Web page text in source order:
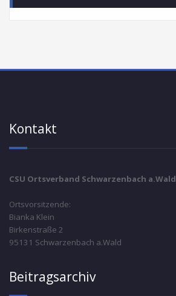
Kontakt
CSU Ortsverband Schwarzenbach a.Wald
Ortsvorsitzende:
Bianka Klein
Birkenstraße 2
95131 Schwarzenbach a.Wald
Beitragsarchiv